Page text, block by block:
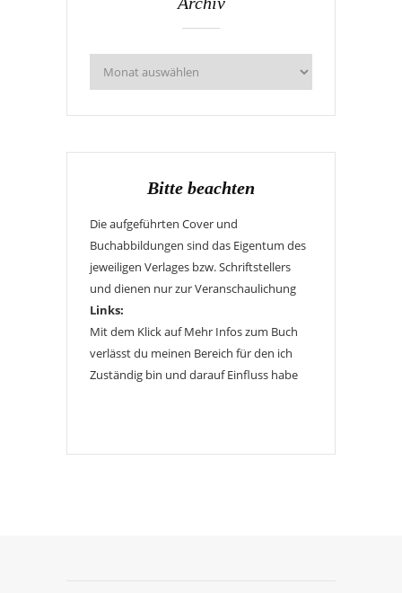
Bitte beachten
Die aufgeführten Cover und
Buchabbildungen sind das Eigentum des
jeweiligen Verlages bzw. Schriftstellers
und dienen nur zur Veranschaulichung
Links:
Mit dem Klick auf Mehr Infos zum Buch
verlässt du meinen Bereich für den ich
Zuständig bin und darauf Einfluss habe